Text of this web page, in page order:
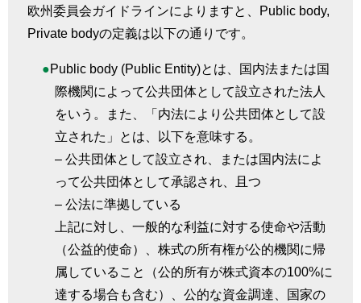
欧州委員会ガイドラインによりますと、
Public body,
Private bodyの定義は以下の通りです。
Public body (Public Entity)とは、国内法または国
際機関によって公共団体として設立された法人
をいう。また、「内法により公共団体として設
立された」とは、以下を意味する。
– 公共団体として設立され、または国内法によ
って公共団体として承認され、且つ
– 公法に準拠している
上記に対し、一般的な利益に対する使命や活動
（公益的使命）、株式の所有権が公的機関に帰
属していること（公的所有が株式資本の100%に
達する場合も含む）、公的な資金調達、国家の